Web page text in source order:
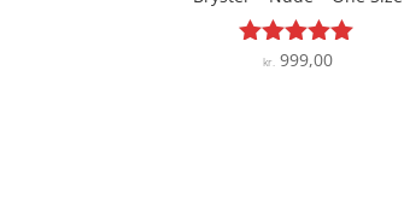
Vurderet
kr.999,00